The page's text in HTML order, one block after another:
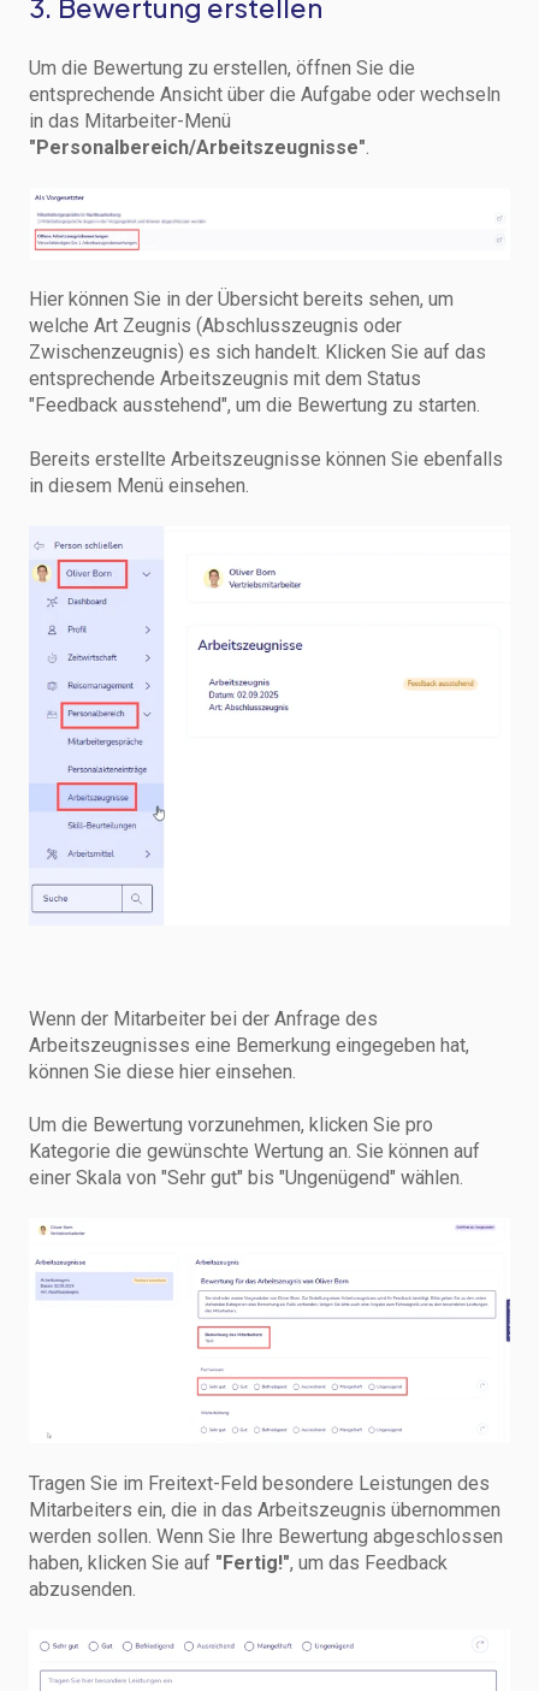
3. Bewertung erstellen
Um die Bewertung zu erstellen, öffnen Sie die
entsprechende Ansicht über die Aufgabe oder wechseln
in das Mitarbeiter-Menü
"Personalbereich/Arbeitszeugnisse"
Hier können Sie in der Übersicht bereits sehen, um
welche Art Zeugnis (Abschlusszeugnis oder
Zwischenzeugnis) es sich handelt. Klicken Sie auf das
entsprechende Arbeitszeugnis mit dem Status
"Feedback ausstehend", um die Bewertung zu starten.
Bereits erstellte Arbeitszeugnisse können Sie ebenfalls
in diesem Menü einsehen.
Wenn der Mitarbeiter bei der Anfrage des
Arbeitszeugnisses eine Bemerkung eingegeben hat,
können Sie diese hier einsehen.
Um die Bewertung vorzunehmen, klicken Sie pro
Kategorie die gewünschte Wertung an. Sie können auf
einer Skala von "Sehr gut" bis "Ungenügend" wählen.
Tragen Sie im Freitext-Feld besondere Leistungen des
Mitarbeiters ein, die in das Arbeitszeugnis übernommen
werden sollen. Wenn Sie Ihre Bewertung abgeschlossen
haben, klicken Sie auf "Fertig!", um das Feedback
abzusenden.